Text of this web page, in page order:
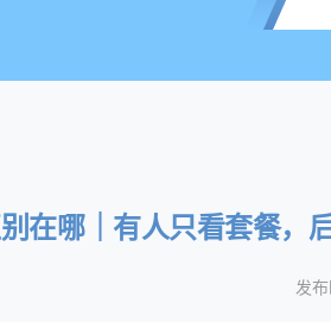
在哪｜有人只看套餐，
发